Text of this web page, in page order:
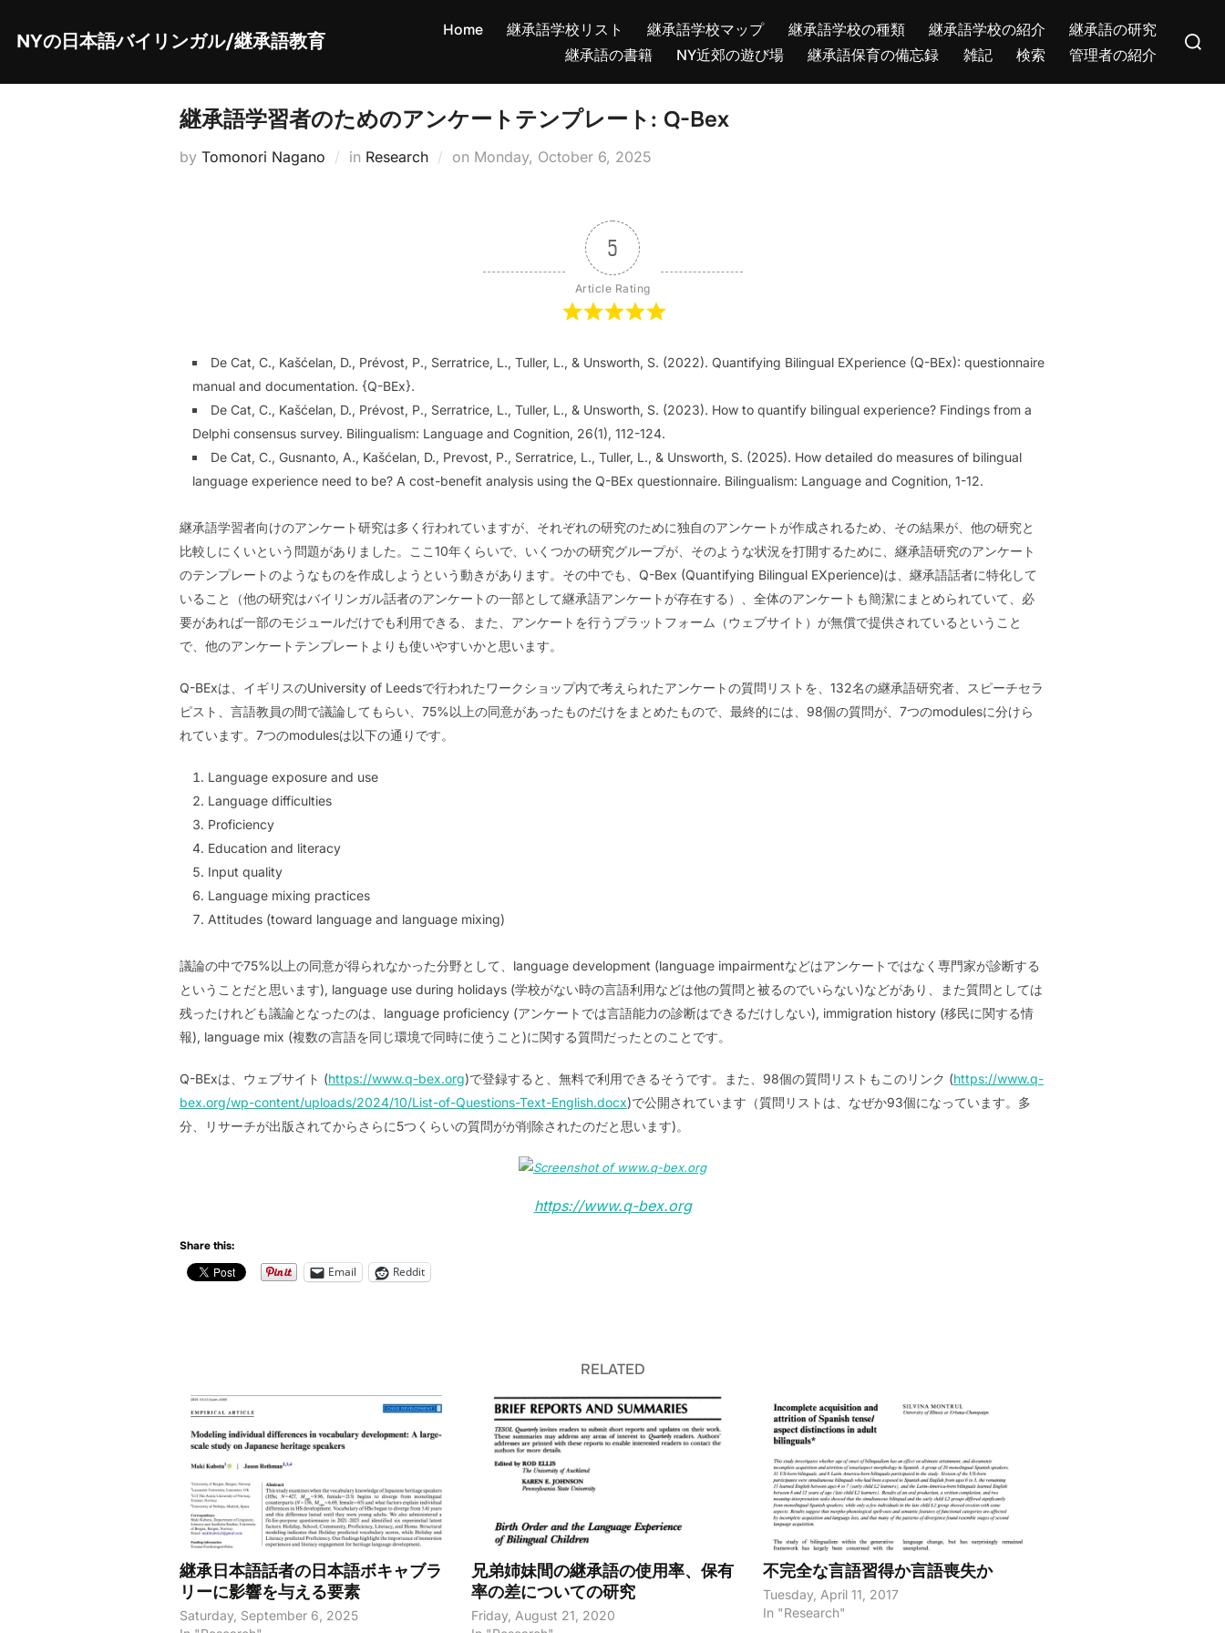
content
NYの日本語バイリンガル/継承語教育
Home 継承語学校リスト 継承語学校マップ 継承語学校の種類 継承語学校の紹介
継承語の研究
継承語の書籍
NY近郊の遊び場 継承語保育の備忘録 雑記 検索 管理者の紹介
for:
継承語学習者のためのアンケートテンプレート: Q-Bex
by Tomonori Nagano in Research on Posted
Monday, October 6, 2025
5
Article Rating
De Cat, C., Kašćelan, D., Prévost, P., Serratrice, L., Tuller, L., & Unsworth, S. (2022). Quantifying Bilingual EXperience (Q-BEx): questionnaire
manual and documentation. {Q-BEx}.
De Cat, C., Kašćelan, D., Prévost, P., Serratrice, L., Tuller, L., & Unsworth, S. (2023). How to quantify bilingual experience? Findings from a
Delphi consensus survey. Bilingualism: Language and Cognition, 26(1), 112-124.
De Cat, C., Gusnanto, A., Kašćelan, D., Prevost, P., Serratrice, L., Tuller, L., & Unsworth, S. (2025). How detailed do measures of bilingual
language experience need to be? A cost-benefit analysis using the Q-BEx questionnaire. Bilingualism: Language and Cognition, 1-12.
継承語学習者向けのアンケート研究は多く行われていますが、それぞれの研究のために独自のアンケートが作成されるため、その結果が、他の研究と
比較しにくいという問題がありました。ここ10年くらいで、いくつかの研究グループが、そのような状況を打開するために、継承語研究のアンケート
のテンプレートのようなものを作成しようという動きがあります。その中でも、Q-Bex (Quantifying Bilingual EXperience)は、継承語話者に特化して
いること（他の研究はバイリンガル話者のアンケートの一部として継承語アンケートが存在する）、全体のアンケートも簡潔にまとめられていて、必
要があれば一部のモジュールだけでも利用できる、また、アンケートを行うプラットフォーム（ウェブサイト）が無償で提供されているということ
で、他のアンケートテンプレートよりも使いやすいかと思います。
Q-BExは、イギリスのUniversity of Leedsで行われたワークショップ内で考えられたアンケートの質問リストを、132名の継承語研究者、スピーチセラ
ピスト、言語教員の間で議論してもらい、75%以上の同意があったものだけをまとめたもので、最終的には、98個の質問が、7つのmodulesに分けら
れています。7つのmodulesは以下の通りです。
Language exposure and use
Language difficulties
Proficiency
Education and literacy
Input quality
Language mixing practices
Attitudes (toward language and language mixing)
議論の中で75%以上の同意が得られなかった分野として、language development (language impairmentなどはアンケートではなく専門家が診断する
ということだと思います), language use during holidays (学校がない時の言語利用などは他の質問と被るのでいらない)などがあり、また質問としては
残ったけれども議論となったのは、language proficiency (アンケートでは言語能力の診断はできるだけしない), immigration history (移民に関する情
報), language mix (複数の言語を同じ環境で同時に使うこと)に関する質問だったとのことです。
Q-BExは、ウェブサイト (https://www.q-bex.org)で登録すると、無料で利用できるそうです。また、98個の質問リストもこのリンク (https://www.q-
bex.org/wp-content/uploads/2024/10/List-of-Questions-Text-English.docx)で公開されています（質問リストは、なぜか93個になっています。多
分、リサーチが出版されてからさらに5つくらいの質問がが削除されたのだと思います)。
https://www.q-bex.org
Share this:
Email Reddit
RELATED
継承日本語話者の日本語ボキャブラ
リーに影響を与える要素
Saturday, September 6, 2025
兄弟姉妹間の継承語の使用率、保有
率の差についての研究
Friday, August 21, 2020
不完全な言語習得か言語喪失か
Tuesday, April 11, 2017
In "Research"